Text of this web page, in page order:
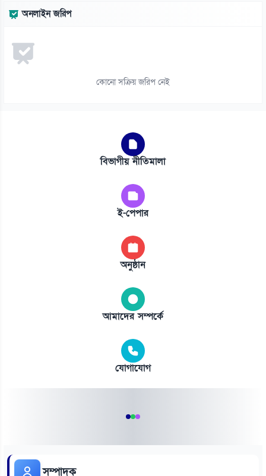
অনলাইন জরিপ
কোনো সক্রিয় জরিপ নেই
বিভাগীয় নীতিমালা
ই-পেপার
অনুষ্ঠান
আমাদের সম্পর্কে
যোগাযোগ
সম্পাদক